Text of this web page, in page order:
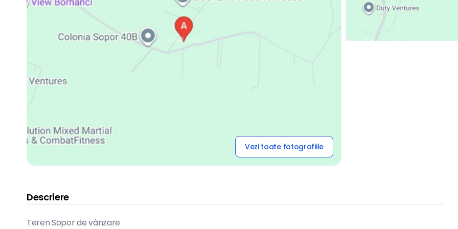
Vezi toate fotografiile
Descriere
Teren Sopor de vânzare